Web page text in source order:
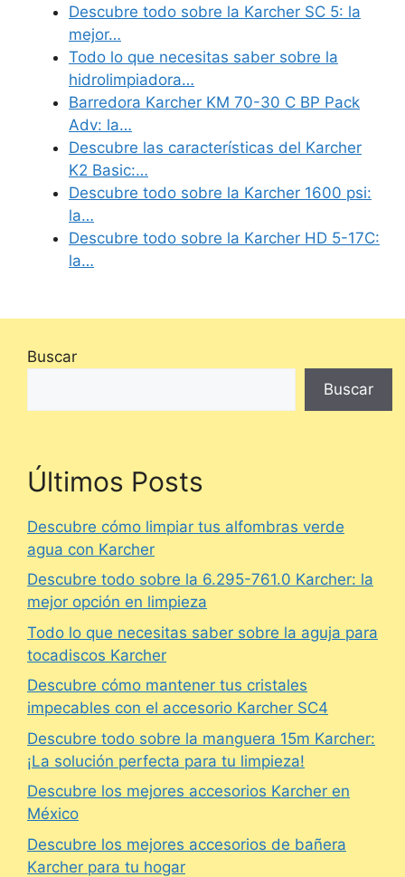
Descubre todo sobre la Karcher SC 5: la
mejor…
Todo lo que necesitas saber sobre la
hidrolimpiadora…
Barredora Karcher KM 70-30 C BP Pack
Adv: la…
Descubre las características del Karcher
K2 Basic:…
Descubre todo sobre la Karcher 1600 psi:
la…
Descubre todo sobre la Karcher HD 5-17C:
la…
Buscar
Buscar
Últimos Posts
Descubre cómo limpiar tus alfombras verde
agua con Karcher
Descubre todo sobre la 6.295-761.0 Karcher: la
mejor opción en limpieza
Todo lo que necesitas saber sobre la aguja para
tocadiscos Karcher
Descubre cómo mantener tus cristales
impecables con el accesorio Karcher SC4
Descubre todo sobre la manguera 15m Karcher:
¡La solución perfecta para tu limpieza!
Descubre los mejores accesorios Karcher en
México
Descubre los mejores accesorios de bañera
Karcher para tu hogar